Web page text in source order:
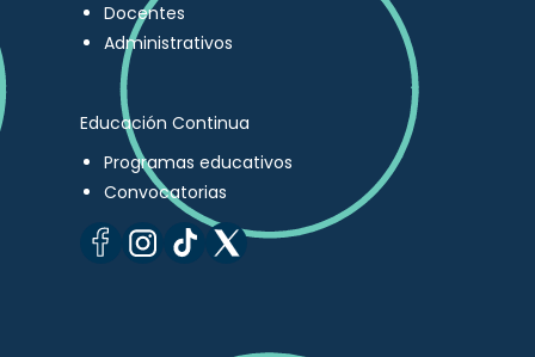
Docentes
Administrativos
Educación Continua
Programas educativos
Convocatorias